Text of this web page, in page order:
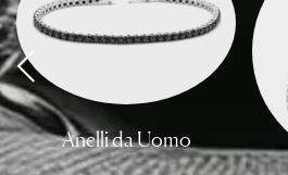
Anelli da Uomo